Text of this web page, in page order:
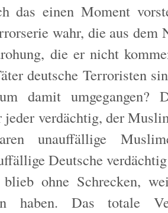
das einen Moment
wahr, die aus dem
die er nicht
deutsche Terroristen
damit umgegangen?
jeder verdächtig, der
unauffällige
Deutsche
blieb ohne Schrecken,
haben. Das totale